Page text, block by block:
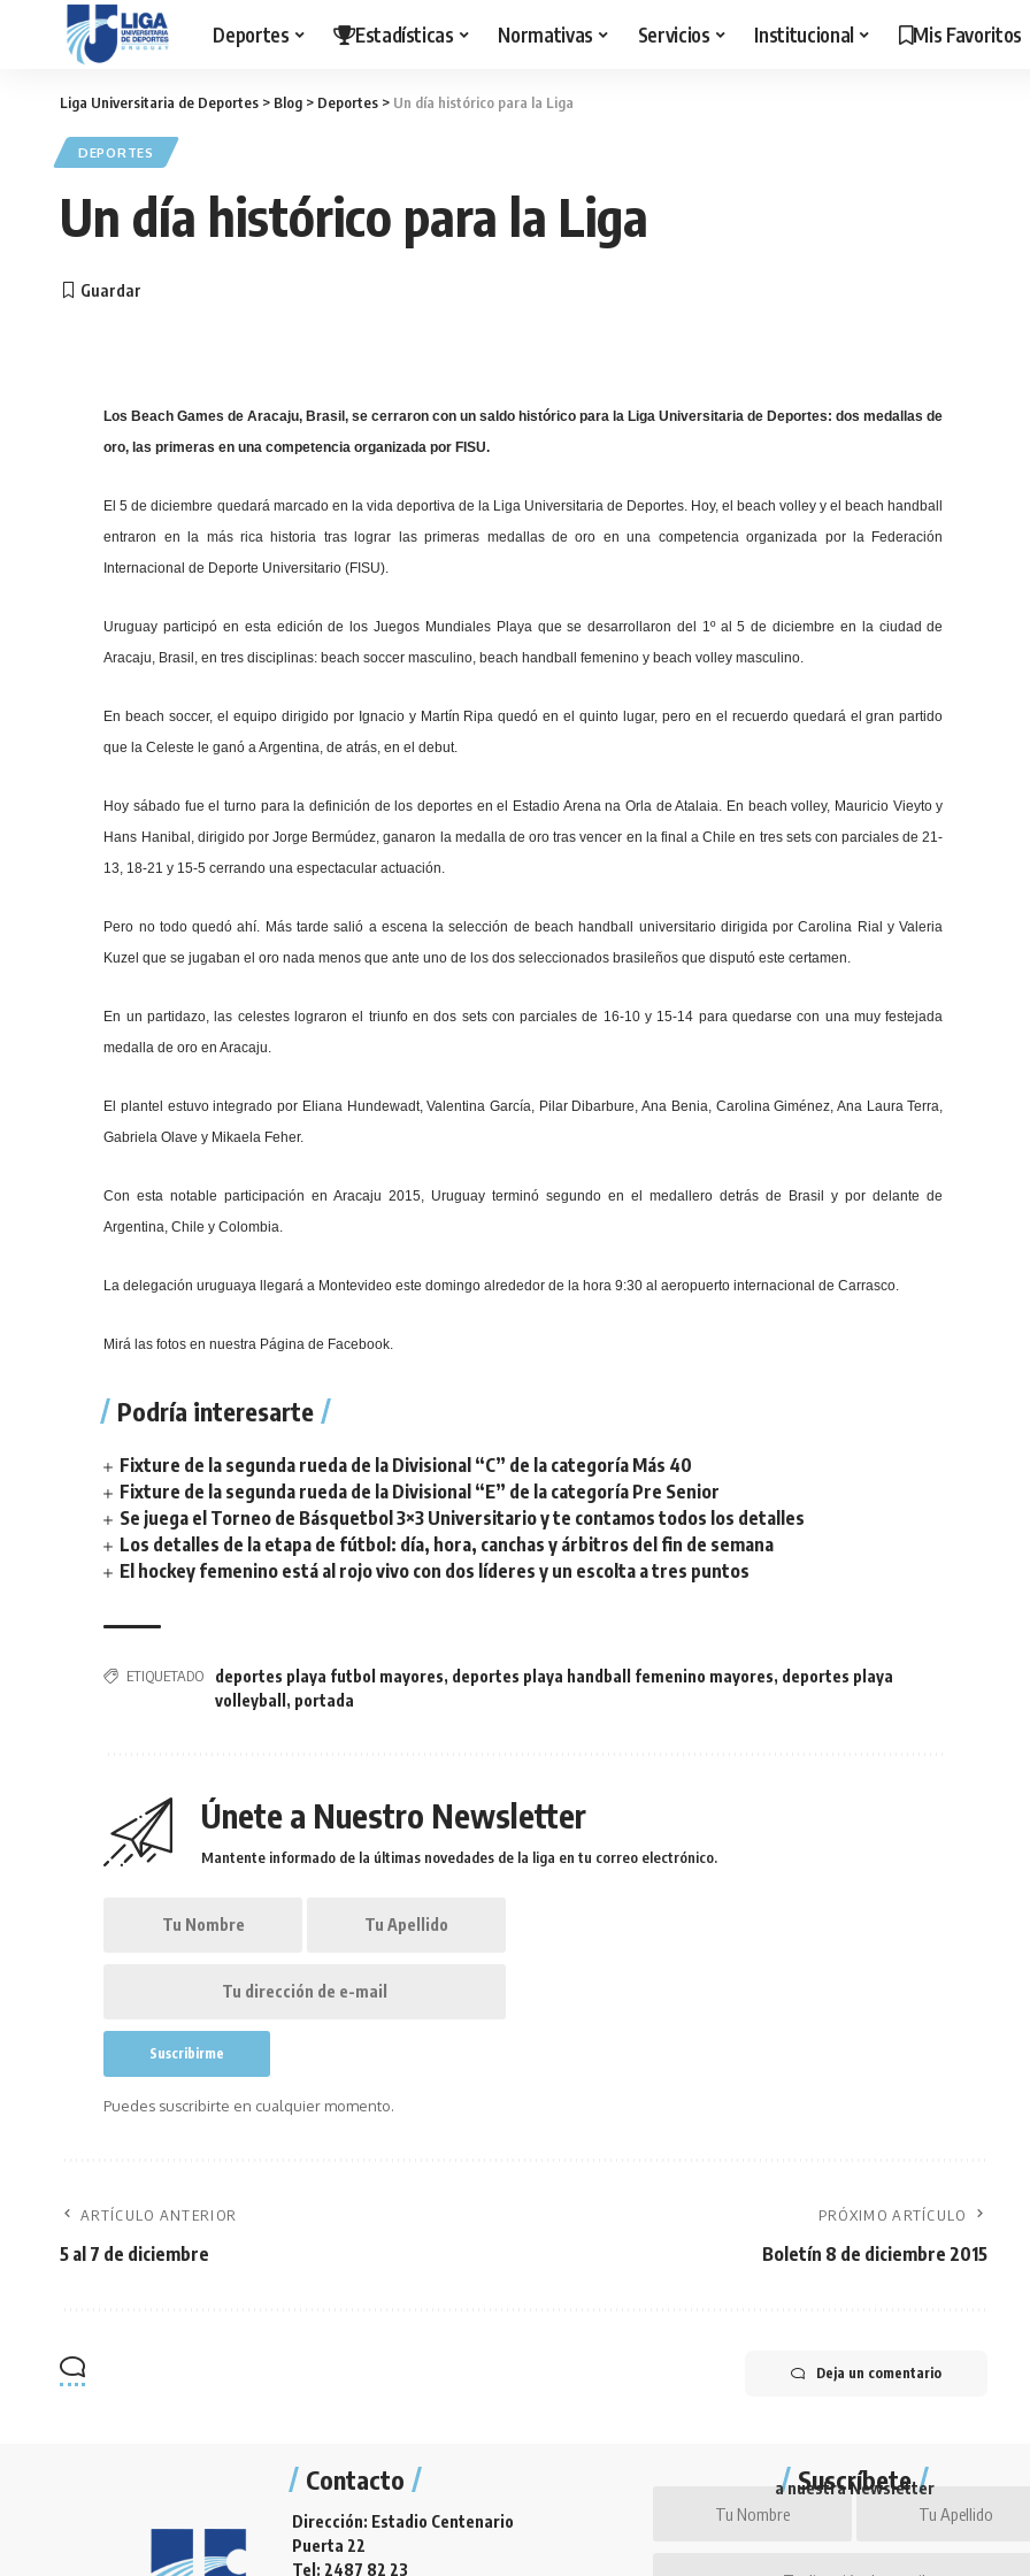
Deportes Estadísticas Normativas Servicios Institucional Mis Favoritos
Liga Universitaria de Deportes > Blog > Deportes > Un día histórico para la Liga
DEPORTES
Un día histórico para la Liga
Los Beach Games de Aracaju, Brasil, se cerraron con un saldo histórico para la Liga Universitaria de Deportes: dos medallas de
oro, las primeras en una competencia organizada por FISU.
El 5 de diciembre quedará marcado en la vida deportiva de la Liga Universitaria de Deportes. Hoy, el beach volley y el beach handball
entraron en la más rica historia tras lograr las primeras medallas de oro en una competencia organizada por la Federación
Internacional de Deporte Universitario (FISU).
Uruguay participó en esta edición de los Juegos Mundiales Playa que se desarrollaron del 1º al 5 de diciembre en la ciudad de
Aracaju, Brasil, en tres disciplinas: beach soccer masculino, beach handball femenino y beach volley masculino.
En beach soccer, el equipo dirigido por Ignacio y Martín Ripa quedó en el quinto lugar, pero en el recuerdo quedará el gran partido
que la Celeste le ganó a Argentina, de atrás, en el debut.
Hoy sábado fue el turno para la definición de los deportes en el Estadio Arena na Orla de Atalaia. En beach volley, Mauricio Vieyto y
Hans Hanibal, dirigido por Jorge Bermúdez, ganaron la medalla de oro tras vencer en la final a Chile en tres sets con parciales de 21-
13, 18-21 y 15-5 cerrando una espectacular actuación.
Pero no todo quedó ahí. Más tarde salió a escena la selección de beach handball universitario dirigida por Carolina Rial y Valeria
Kuzel que se jugaban el oro nada menos que ante uno de los dos seleccionados brasileños que disputó este certamen.
En un partidazo, las celestes lograron el triunfo en dos sets con parciales de 16-10 y 15-14 para quedarse con una muy festejada
medalla de oro en Aracaju.
El plantel estuvo integrado por Eliana Hundewadt, Valentina García, Pilar Dibarbure, Ana Benia, Carolina Giménez, Ana Laura Terra,
Gabriela Olave y Mikaela Feher.
Con esta notable participación en Aracaju 2015, Uruguay terminó segundo en el medallero detrás de Brasil y por delante de
Argentina, Chile y Colombia.
La delegación uruguaya llegará a Montevideo este domingo alrededor de la hora 9:30 al aeropuerto internacional de Carrasco.
Mirá las fotos en nuestra Página de Facebook.
Podría interesarte
Fixture de la segunda rueda de la Divisional “C” de la categoría Más 40
Fixture de la segunda rueda de la Divisional “E” de la categoría Pre Senior
Se juega el Torneo de Básquetbol 3×3 Universitario y te contamos todos los detalles
Los detalles de la etapa de fútbol: día, hora, canchas y árbitros del fin de semana
El hockey femenino está al rojo vivo con dos líderes y un escolta a tres puntos
ETIQUETADO deportes playa futbol mayores, deportes playa handball femenino mayores, deportes playa
volleyball , portada
Únete a Nuestro Newsletter
Mantente informado de la últimas novedades de la liga en tu correo electrónico.
Puedes suscribirte en cualquier momento.
ARTÍCULO ANTERIOR
5 al 7 de diciembre
PRÓXIMO ARTÍCULO
Boletín 8 de diciembre 2015
Deja un comentario
Contacto
Dirección: Estadio Centenario
Puerta 22
Tel: 2487 82 23
Suscríbete
a nuestra Newsletter